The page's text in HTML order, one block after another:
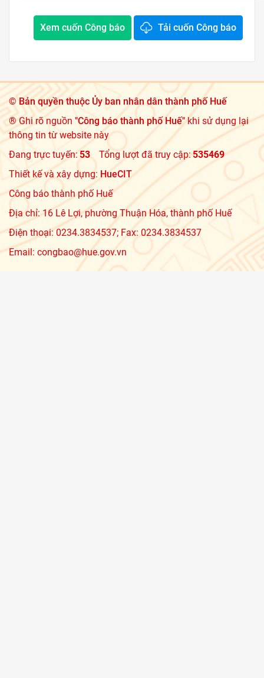
Xem cuốn Công báo Tải cuốn Công báo
©Bản quyền thuộc Ủy ban nhân dân thành phố Huế
® Ghi rõ nguồn "Công báo thành phố Huế"khi sử dụng lại
thông tin từ website này
Đang trực tuyến:53 Tổng lượt đã truy cập:535469
Thiết kế và xây dựng: HueCIT
Công báo thành phố Huế
Địa chỉ: 16 Lê Lợi, phường Thuận Hóa, thành phố Huế
Điện thoại: 0234.3834537; Fax: 0234.3834537
Email: congbao@hue.gov.vn